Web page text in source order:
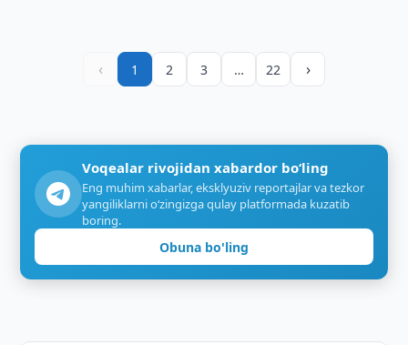
‹ 1 2 3 … 22 ›
Voqealar rivojidan xabardor bo‘ling
Eng muhim xabarlar, eksklyuziv reportajlar va tezkor
yangiliklarni o‘zingizga qulay platformada kuzatib
boring.
Obuna bo'ling